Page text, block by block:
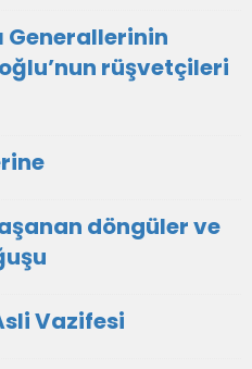
Generallerinin
rüşvetçileri
döngüler ve
Vazifesi